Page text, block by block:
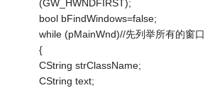
(GW_HWNDFIRST);
bool bFindWindows=false;
while (pMainWnd)//先列举所有的窗口
{
CString strClassName;
CString text;